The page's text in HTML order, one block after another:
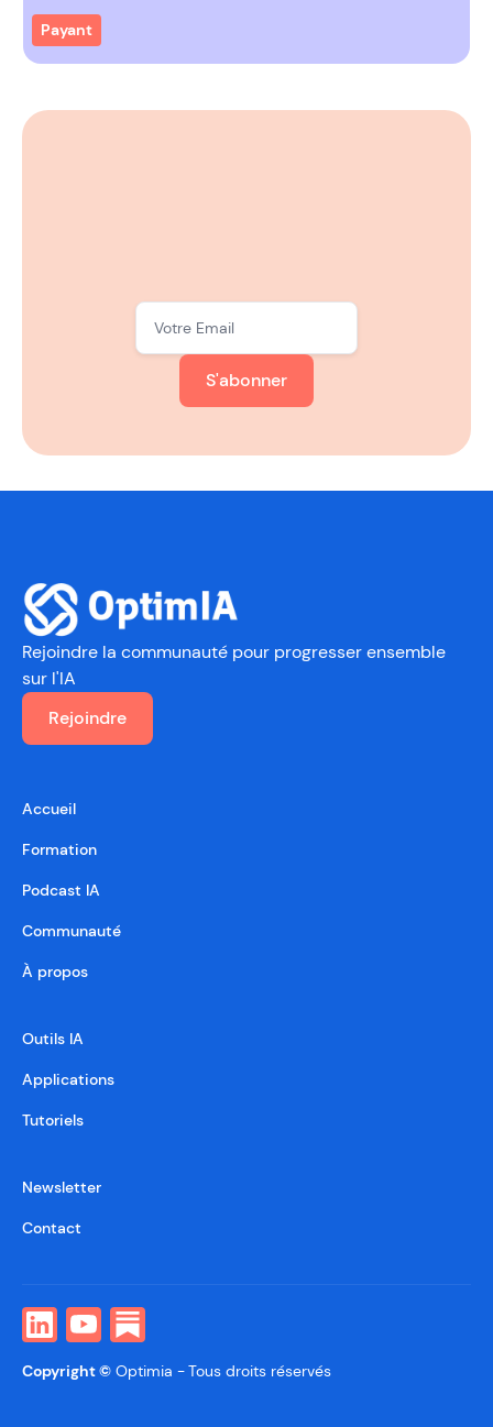
Payant
S'abonner
Rejoindre la communauté pour progresser ensemble
sur l'IA
Rejoindre
Accueil
Formation
Podcast IA
Communauté
À propos
Outils IA
Applications
Tutoriels
Newsletter
Contact
Copyright © Optimia -Tous droits réservés